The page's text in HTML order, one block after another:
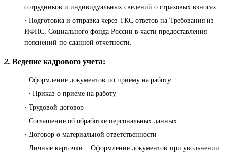
сотрудников и индивидуальных сведений о страховых взносах
· Подготовка и отправка через ТКС ответов на Требования из
ИФНС, Социального фонда России в части предоставления
пояснений по сданной отчетности.
2. Ведение кадрового учета:
· Оформление документов по приему на работу
· Приказ о приеме на работу
· Трудовой договор
· Соглашение об обработке персональных данных
· Договор о материальной ответственности
· Личные карточки Оформление документов при увольнении